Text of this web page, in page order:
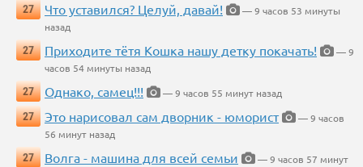
27
Что уставился? Целуй, давай!
— 9 часов 53 минуты
назад
27
Приходите тётя Кошка нашу детку покачать!
— 9
часов 54 минуты назад
27
Однако, самец!!!
— 9 часов 55 минут назад
27
Это нарисовал сам дворник - юморист
— 9 часов
56 минут назад
27
Волга - машина для всей семьи
— 9 часов 57 минут